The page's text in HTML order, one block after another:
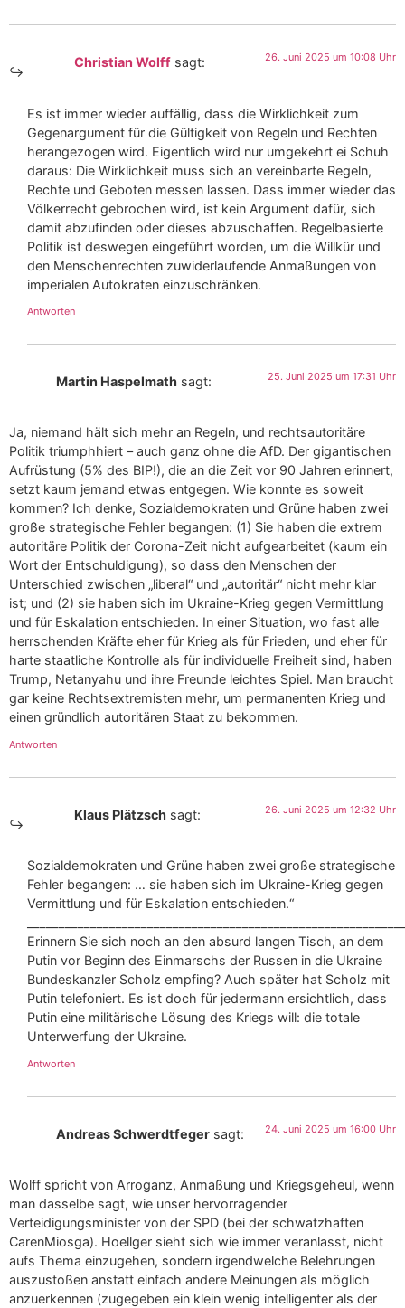
Christian Wolff sagt: 26. Juni 2025 um 10:08 Uhr
Es ist immer wieder auffällig, dass die Wirklichkeit zum
Gegenargument für die Gültigkeit von Regeln und Rechten
herangezogen wird. Eigentlich wird nur umgekehrt ei Schuh
daraus: Die Wirklichkeit muss sich an vereinbarte Regeln,
Rechte und Geboten messen lassen. Dass immer wieder das
Völkerrecht gebrochen wird, ist kein Argument dafür, sich
damit abzufinden oder dieses abzuschaffen. Regelbasierte
Politik ist deswegen eingeführt worden, um die Willkür und
den Menschenrechten zuwiderlaufende Anmaßungen von
imperialen Autokraten einzuschränken.
Antworten
Martin Haspelmath sagt: 25. Juni 2025 um 17:31 Uhr
Ja, niemand hält sich mehr an Regeln, und rechtsautoritäre
Politik triumphhiert – auch ganz ohne die AfD. Der gigantischen
Aufrüstung (5% des BIP!), die an die Zeit vor 90 Jahren erinnert,
setzt kaum jemand etwas entgegen. Wie konnte es soweit
kommen? Ich denke, Sozialdemokraten und Grüne haben zwei
große strategische Fehler begangen: (1) Sie haben die extrem
autoritäre Politik der Corona-Zeit nicht aufgearbeitet (kaum ein
Wort der Entschuldigung), so dass den Menschen der
Unterschied zwischen „liberal“ und „autoritär“ nicht mehr klar
ist; und (2) sie haben sich im Ukraine-Krieg gegen Vermittlung
und für Eskalation entschieden. In einer Situation, wo fast alle
herrschenden Kräfte eher für Krieg als für Frieden, und eher für
harte staatliche Kontrolle als für individuelle Freiheit sind, haben
Trump, Netanyahu und ihre Freunde leichtes Spiel. Man braucht
gar keine Rechtsextremisten mehr, um permanenten Krieg und
einen gründlich autoritären Staat zu bekommen.
Antworten
Klaus Plätzsch sagt: 26. Juni 2025 um 12:32 Uhr
Sozialdemokraten und Grüne haben zwei große strategische
Fehler begangen: … sie haben sich im Ukraine-Krieg gegen
Vermittlung und für Eskalation entschieden.“
Erinnern Sie sich noch an den absurd langen Tisch, an dem
Putin vor Beginn des Einmarschs der Russen in die Ukraine
Bundeskanzler Scholz empfing? Auch später hat Scholz mit
Putin telefoniert. Es ist doch für jedermann ersichtlich, dass
Putin eine militärische Lösung des Kriegs will: die totale
Unterwerfung der Ukraine.
Antworten
Andreas Schwerdtfeger sagt: 24. Juni 2025 um 16:00 Uhr
Wolff spricht von Arroganz, Anmaßung und Kriegsgeheul, wenn
man dasselbe sagt, wie unser hervorragender
Verteidigungsminister von der SPD (bei der schwatzhaften
CarenMiosga). Hoellger sieht sich wie immer veranlasst, nicht
aufs Thema einzugehen, sondern irgendwelche Belehrungen
auszustoßen anstatt einfach andere Meinungen als möglich
anzuerkennen (zugegeben ein klein wenig intelligenter als der